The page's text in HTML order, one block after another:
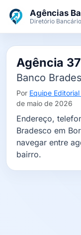
Agências
Diretório Bancário
Agência
Banco
Por Equipe
de maio de 2026
Endereço,
Bradesco em
navegar entre
bairro.